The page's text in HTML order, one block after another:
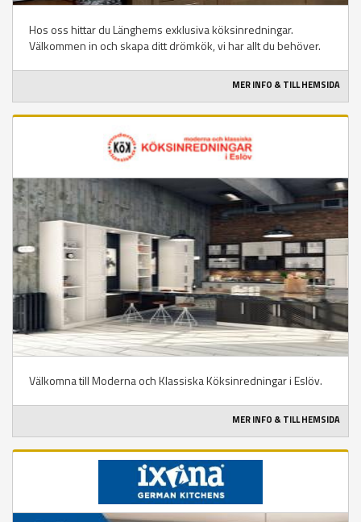
Hos oss hittar du Länghems exklusiva köksinredningar.
Välkommen in och skapa ditt drömkök, vi har allt du behöver.
MER INFO & TILL HEMSIDA
Välkomna till Moderna och Klassiska Köksinredningar i Eslöv.
MER INFO & TILL HEMSIDA